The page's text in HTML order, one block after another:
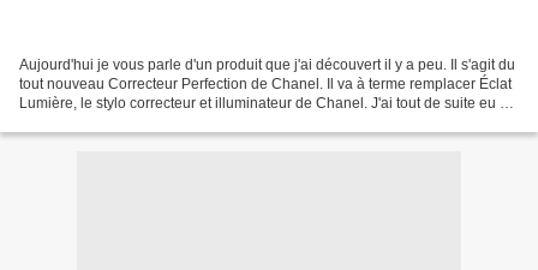
Aujourd'hui je vous parle d'un produit que j'ai découvert il y a peu. Il s'agit du
tout nouveau Correcteur Perfection de Chanel. Il va à terme remplacer Éclat
Lumière, le stylo correcteur et illuminateur de Chanel. J'ai tout de suite eu un